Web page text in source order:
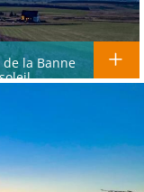
la Banne